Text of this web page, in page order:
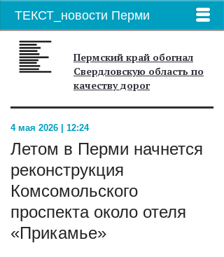
ТЕКСТ_новости Перми
Пермский край обогнал
Свердловскую область по
качеству дорог
4 мая 2026 | 12:24
Летом в Перми начнется
реконструкция
Комсомольского
проспекта около отеля
«Прикамье»